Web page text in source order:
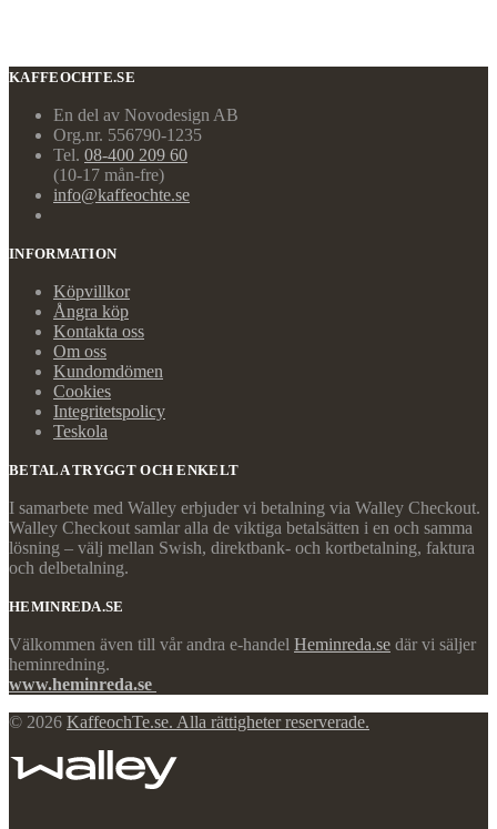
KAFFEOCHTE.SE
En del av Novodesign AB
Org.nr. 556790-1235
Tel. 08-400 209 60
(10-17 mån-fre)
info@kaffeochte.se
INFORMATION
Köpvillkor
Ångra köp
Kontakta oss
Om oss
Kundomdömen
Cookies
Integritetspolicy
Teskola
BETALA TRYGGT OCH ENKELT
I samarbete med Walley erbjuder vi betalning via Walley Checkout.
Walley Checkout samlar alla de viktiga betalsätten i en och samma
lösning – välj mellan Swish, direktbank- och kortbetalning, faktura
och delbetalning.
HEMINREDA.SE
Välkommen även till vår andra e-handel Heminreda.se där vi säljer
heminredning.
www.heminreda.se
© 2026 KaffeochTe.se. Alla rättigheter reserverade.